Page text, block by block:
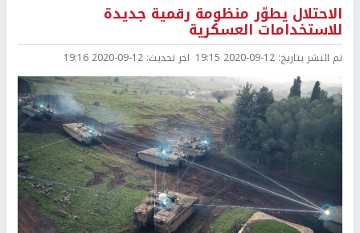
الاحتلال يطوّر منظومة رقمية جديدة
للاستخدامات العسكرية
تم النشر بتاريخ: 2020-09-12 19:15 اخر تحديث: 2020-09-12 19:16